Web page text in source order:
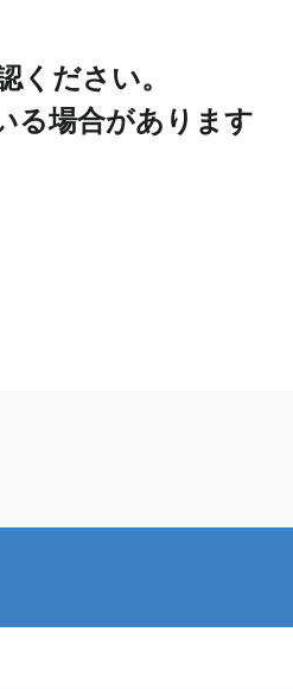
ださい。
る場合があります